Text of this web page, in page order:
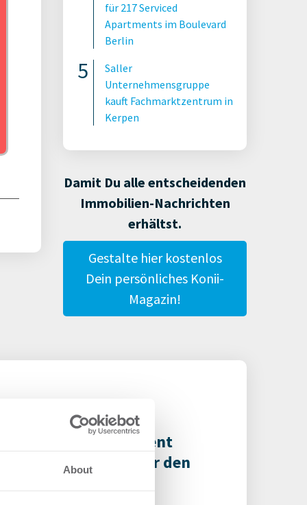
About
für 217 Serviced
Apartments im Boulevard
Berlin
Saller
Unternehmensgruppe
kauft Fachmarktzentrum in
Kerpen
Damit Du alle entscheidenden
Immobilien-Nachrichten
erhältst.
Gestalte hier kostenlos
Dein persönliches Konii-
Magazin!
Asset Management
ODDO BHF SE für den